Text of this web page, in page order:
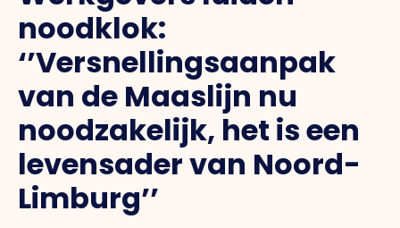
noodklok:
‘’Versnellingsaanpak
van de Maaslijn nu
noodzakelijk, het is een
levensader van Noord-
Limburg’’